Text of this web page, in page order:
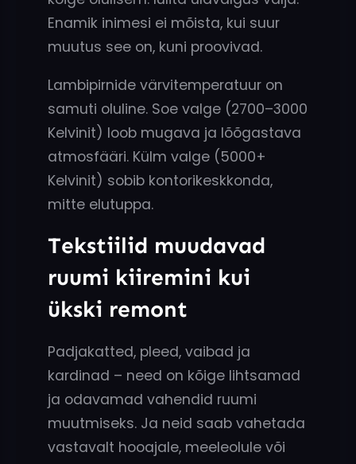
Enamik inimesi ei mõista, kui suur
muutus see on, kuni proovivad.
Lambipirnide värvitemperatuur on
samuti oluline. Soe valge (2700–3000
Kelvinit) loob mugava ja lõõgastava
atmosfääri. Külm valge (5000+
Kelvinit) sobib kontorikeskkonda,
mitte elutuppa.
Tekstiilid muudavad
ruumi kiiremini kui
ükski remont
Padjakatted, pleed, vaibad ja
kardinad – need on kõige lihtsamad
ja odavamad vahendid ruumi
muutmiseks. Ja neid saab vahetada
vastavalt hooajale, meeleolule või